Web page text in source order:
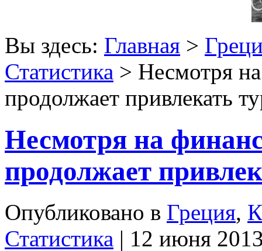
Вы здесь: Главная >
Статистика > Несмотря
продолжает привлекать
Несмотря на
продолжает
Опубликовано в Греция,
Статистика | 12 июня